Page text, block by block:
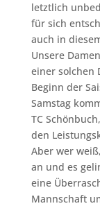
letztlich
für sich
auch in
Unsere
einer solchen
Beginn der
Samstag
TC
den
Aber wer
an und es
eine
Mannschaft